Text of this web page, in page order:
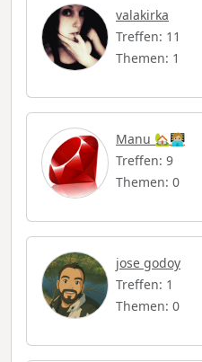
valakirka
Treffen: 11
Themen: 1
Manu 🏡🧑🏼‍💻
Treffen: 9
Themen: 0
jose godoy
Treffen: 1
Themen: 0